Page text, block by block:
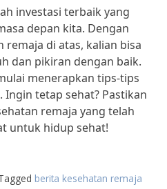
investasi terbaik yang
depan kita. Dengan
di atas, kalian bisa
dan pikiran dengan baik.
menerapkan tips-tips
tetap sehat? Pastikan
remaja yang telah
untuk hidup sehat!
berita kesehatan remaja